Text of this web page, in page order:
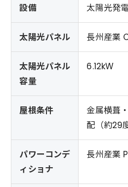
設備 太陽光発
太陽光パネル 長州産業
太陽光パネル
容量
6.12kW
屋根条件
金属横葺
配（約29
パワーコンデ
ィショナ
長州産業